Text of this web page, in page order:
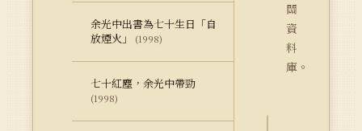
余光中出書為七十生日「自
放煙火」
(1998)
七十紅塵，余光中帶勁
(1998)
關
資
料
庫。